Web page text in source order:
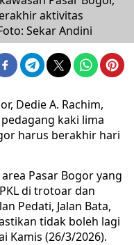
aktivitas
Sekar Andini
Dedie A. Rachim,
kaki lima
harus berakhir hari
Pasar Bogor yang
di trotoar dan
Pedati, Jalan Bata,
tidak boleh lagi
Kamis (26/3/2026).